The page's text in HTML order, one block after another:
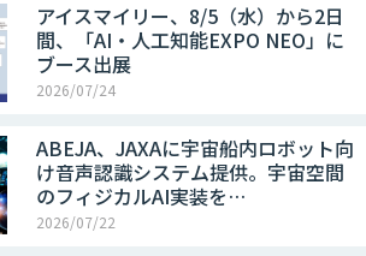
アイスマイリー、8/5（水）から2日
間、「AI・人工知能EXPO NEO」に
ブース出展
2026/07/24
ABEJA、JAXAに宇宙船内ロボット向
け音声認識システム提供。宇宙空間
のフィジカルAI実装を…
2026/07/22